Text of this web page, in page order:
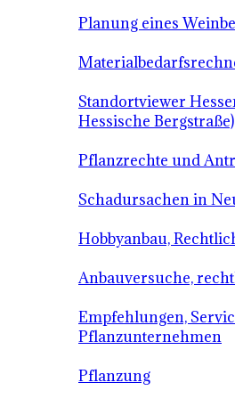
Planung eines
Standortviewer
Hessische Bergstraße)
Pflanzrechte und
Schadursachen in
Hobbyanbau,
Anbauversuche,
Empfehlungen,
Pflanzunternehmen
Pflanzung